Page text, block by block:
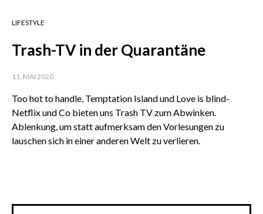
LIFESTYLE
Trash-TV in der Quarantäne
11. MAI 2020
Too hot to handle, Temptation Island und Love is blind-
Netflix und Co bieten uns Trash TV zum Abwinken.
Ablenkung, um statt aufmerksam den Vorlesungen zu
lauschen sich in einer anderen Welt zu verlieren.